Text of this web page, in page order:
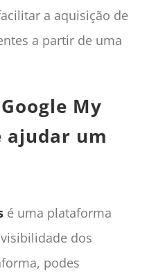
a aquisição de
a partir de uma
My
ajudar um
é uma plataforma
dos
podes